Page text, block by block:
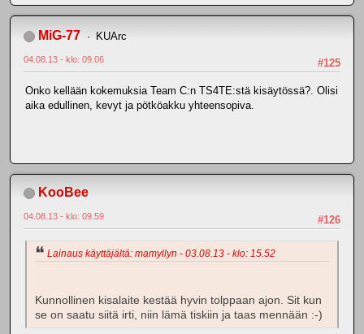
MiG-77 KUArc
#125
04.08.13 - klo: 09.06
Onko kellään kokemuksia Team C:n TS4TE:stä kisäytössä?. Olisi
aika edullinen, kevyt ja pötköakku yhteensopiva.
KooBee
#126
04.08.13 - klo: 09.59
Lainaus käyttäjältä: mamyllyn - 03.08.13 - klo: 15.52
Kunnollinen kisalaite kestää hyvin tolppaan ajon. Sit kun
se on saatu siitä irti, niin lämä tiskiin ja taas mennään :-)